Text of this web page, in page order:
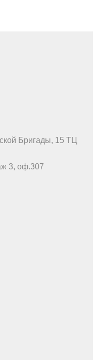
Бригады, 15 ТЦ
3, оф.307